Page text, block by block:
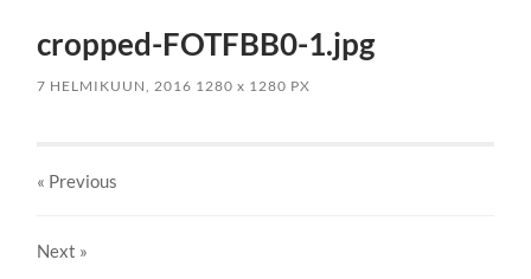
cropped-FOTFBB0-1.jpg
7 HELMIKUUN, 2016 1280x 1280 PX
« Previous
Next »